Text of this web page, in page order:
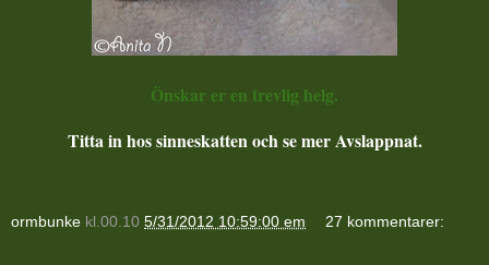
Önskar er en trevlig helg.
Titta in hos sinneskatten och se mer Avslappnat.
ormbunke kl.00.10 5/31/2012 10:59:00 em 27 kommentarer: